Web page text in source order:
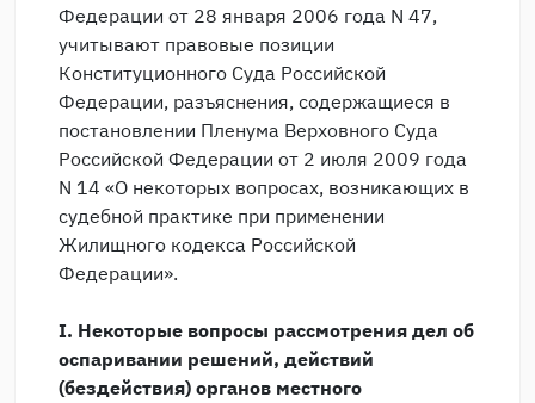
Федерации от 28 января 2006 года N 47,
учитывают правовые позиции
Конституционного Суда Российской
Федерации, разъяснения, содержащиеся в
постановлении Пленума Верховного Суда
Российской Федерации от 2 июля 2009 года
N 14 «О некоторых вопросах, возникающих в
судебной практике при применении
Жилищного кодекса Российской
Федерации».
I. Некоторые вопросы рассмотрения дел об
оспаривании решений, действий
(бездействия) органов местного